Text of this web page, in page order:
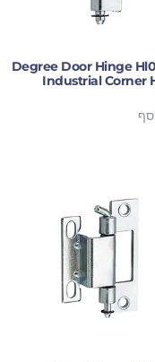
120 Degree Door Hinge
Industrial Corner